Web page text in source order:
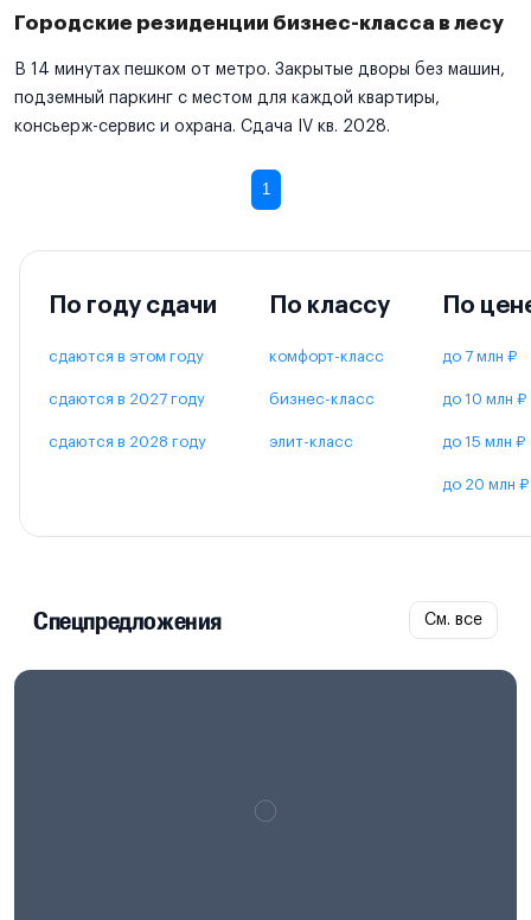
Городские резиденции бизнес-класса в лесу
В 14 минутах пешком от метро. Закрытые дворы без машин,
подземный паркинг с местом для каждой квартиры,
консьерж-сервис и охрана. Сдача IV кв. 2028.
1
По году сдачи
сдаются в этом году
сдаются в 2027 году
сдаются в 2028 году
По классу
комфорт-класс
бизнес-класс
элит-класс
По
до 7 млн ₽
до 10 млн ₽
до 15 млн ₽
до 20 млн ₽
Спецпредложения См. все